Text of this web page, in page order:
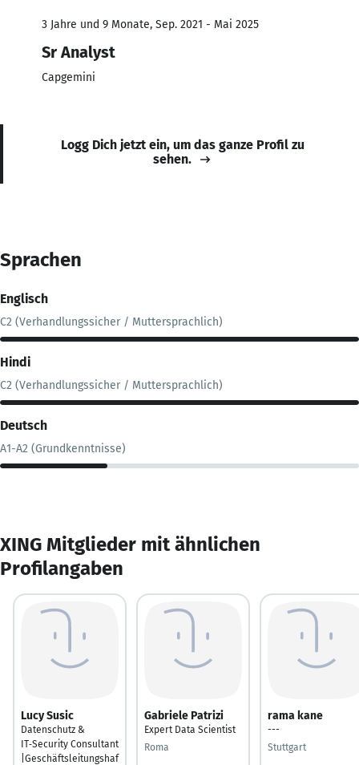
3 Jahre und 9 Monate, Sep. 2021 - Mai 2025
Sr Analyst
Capgemini
Logg Dich jetzt ein, um das ganze Profil zu
sehen.
Sprachen
Englisch
C2 (Verhandlungssicher / Muttersprachlich)
Hindi
C2 (Verhandlungssicher / Muttersprachlich)
Deutsch
A1-A2 (Grundkenntnisse)
XING Mitglieder mit ähnlichen
Profilangaben
Lucy Susic
Datenschutz &
IT‑Security Consultant
|Geschäftsleitungshaf
Gabriele Patrizi
Expert Data Scientist
Roma
rama kane
---
Stuttgart